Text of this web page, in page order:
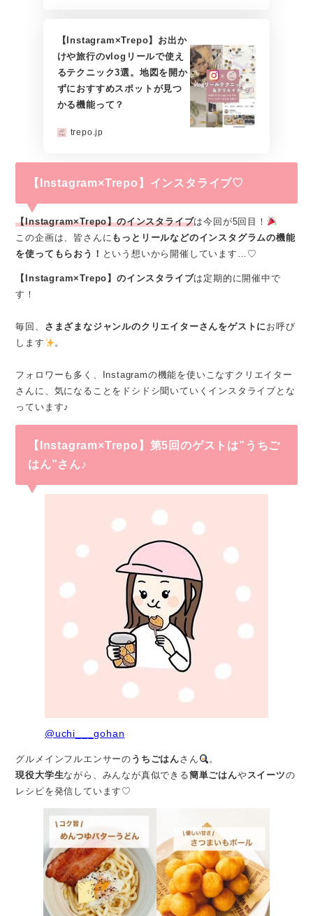
【Instagram×Trepo】お出か
けや旅行のvlogリールで使え
るテクニック3選。地図を開か
ずにおすすめスポットが見つ
かる機能って？
trepo.jp
【Instagram×Trepo】インスタライブ♡
【Instagram×Trepo】のインスタライブは今回が5回目！
この企画は、皆さんに もっとリールなどのインスタグラムの機能
を使ってもらおう！ という想いから開催しています…♡
【Instagram×Trepo】のインスタライブは定期的に開催中で
す！
毎回、 さまざまなジャンルのクリエイターさんをゲストにお呼び
します
。
フォロワーも多く、Instagramの機能を使いこなすクリエイター
さんに、気になることをドシドシ聞いていくインスタライブとな
っています♪
【Instagram×Trepo】第5回のゲストは”うちご
はん”さん♪
@uchi___gohan
グルメインフルエンサーの うちごはんさん
。
現役大学生ながら、みんなが真似できる簡単ごはんやスイーツの
レシピを発信しています♡